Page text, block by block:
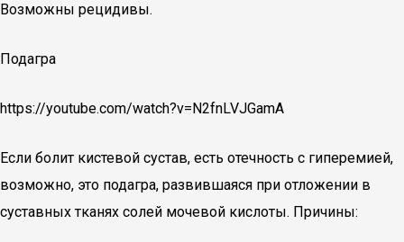
Возможны рецидивы.
Подагра
https://youtube.com/watch?v=N2fnLVJGamA
Если болит кистевой сустав, есть отечность с гиперемией,
возможно, это подагра, развившаяся при отложении в
суставных тканях солей мочевой кислоты. Причины: